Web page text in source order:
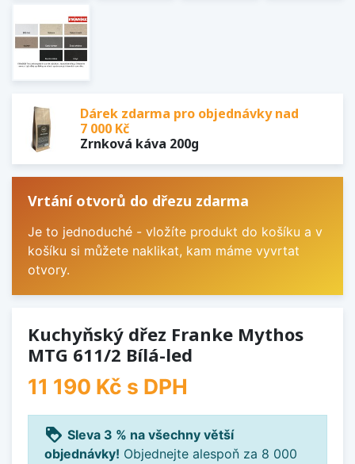
Dárek zdarma pro objednávky nad
7 000 Kč
Zrnková káva 200g
Vrtání otvorů do dřezu zdarma
Je to jednoduché - vložíte produkt do košíku a v
košíku si můžete naklikat, kam máme vyvrtat
otvory.
Kuchyňský dřez Franke Mythos
MTG 611/2 Bílá-led
11 190 Kč s DPH
loyalty Sleva 3 % na všechny větší
objednávky! Objednejte alespoň za 8 000